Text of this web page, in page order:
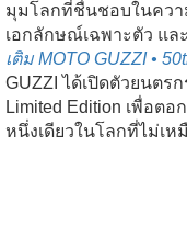
มุมโลกที่ชื่นชอบในควา
เอกลักษณ์เฉพาะตัว แล
เติม MOTO GUZZI •
GUZZI ได้เปิดตัวยนตร
Limited Edition เพื่อต
หนึ่งเดียวในโลกที่ไม่เห